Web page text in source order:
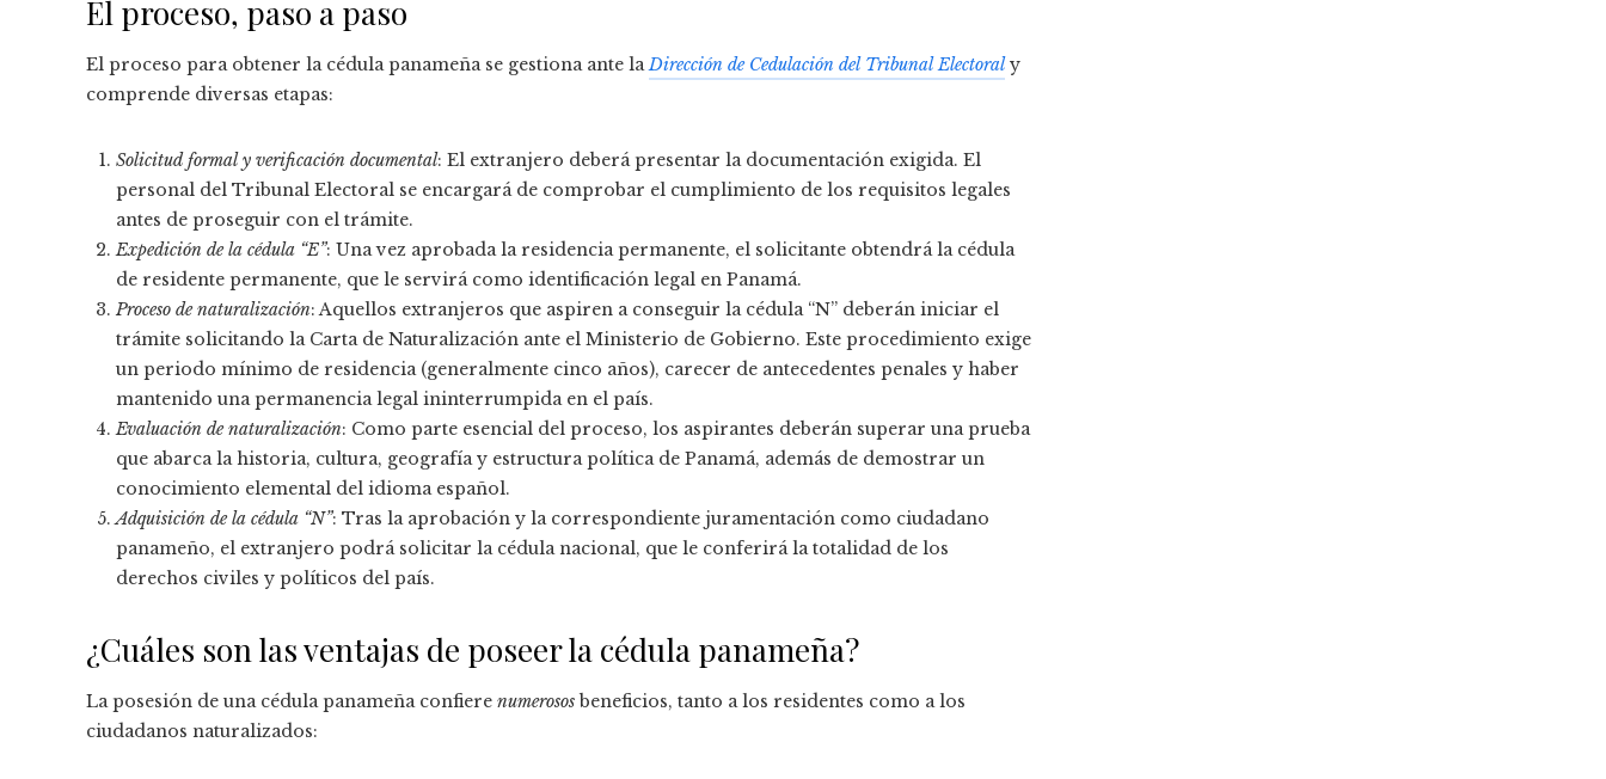
El proceso, paso a paso
El proceso para obtener la cédula panameña se gestiona ante laDirección de Cedulación del Tribunal Electoraly
comprende diversas etapas:
Solicitud formal y verificación documental: El extranjero deberá presentar la documentación exigida. El
personal del Tribunal Electoral se encargará de comprobar el cumplimiento de los requisitos legales
antes de proseguir con el trámite.
Expedición de la cédula “E”: Una vez aprobada la residencia permanente, el solicitante obtendrá la cédula
de residente permanente, que le servirá como identificación legal en Panamá.
Proceso de naturalización: Aquellos extranjeros que aspiren a conseguir la cédula “N” deberán iniciar el
trámite solicitando la Carta de Naturalización ante el Ministerio de Gobierno. Este procedimiento exige
un periodo mínimo de residencia (generalmente cinco años), carecer de antecedentes penales y haber
mantenido una permanencia legal ininterrumpida en el país.
Evaluación de naturalización: Como parte esencial del proceso, los aspirantes deberán superar una prueba
que abarca la historia, cultura, geografía y estructura política de Panamá, además de demostrar un
conocimiento elemental del idioma español.
Adquisición de la cédula “N”: Tras la aprobación y la correspondiente juramentación como ciudadano
panameño, el extranjero podrá solicitar la cédula nacional, que le conferirá la totalidad de los
derechos civiles y políticos del país.
¿Cuáles son las ventajas de poseer la cédula panameña?
La posesión de una cédula panameña confiere numerososbeneficios, tanto a los residentes como a los
ciudadanos naturalizados: